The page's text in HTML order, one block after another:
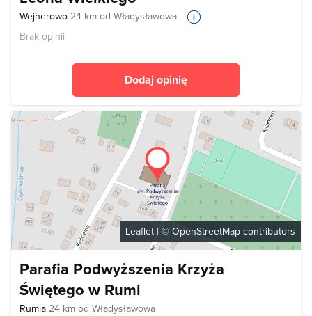
Wejherowo 24 km od Władysławowa
Brak opinii
Dodaj opinię
Leaflet | © OpenStreetMap contributors
Parafia Podwyższenia Krzyża
Świętego w Rumi
Rumia 24 km od Władysławowa